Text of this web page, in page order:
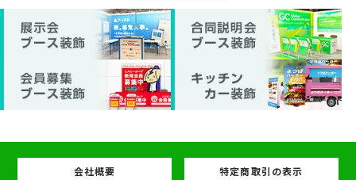
会社概要 特定商取引の表示